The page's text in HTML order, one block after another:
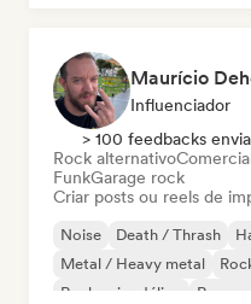
Maurício
Influenciador
> 100 feedbacks
Rock alternativo
FunkGarage rock
Criar posts ou reels de
Noise Death / Thrash
Metal / Heavy metal
Rock psicodélico
Rap em